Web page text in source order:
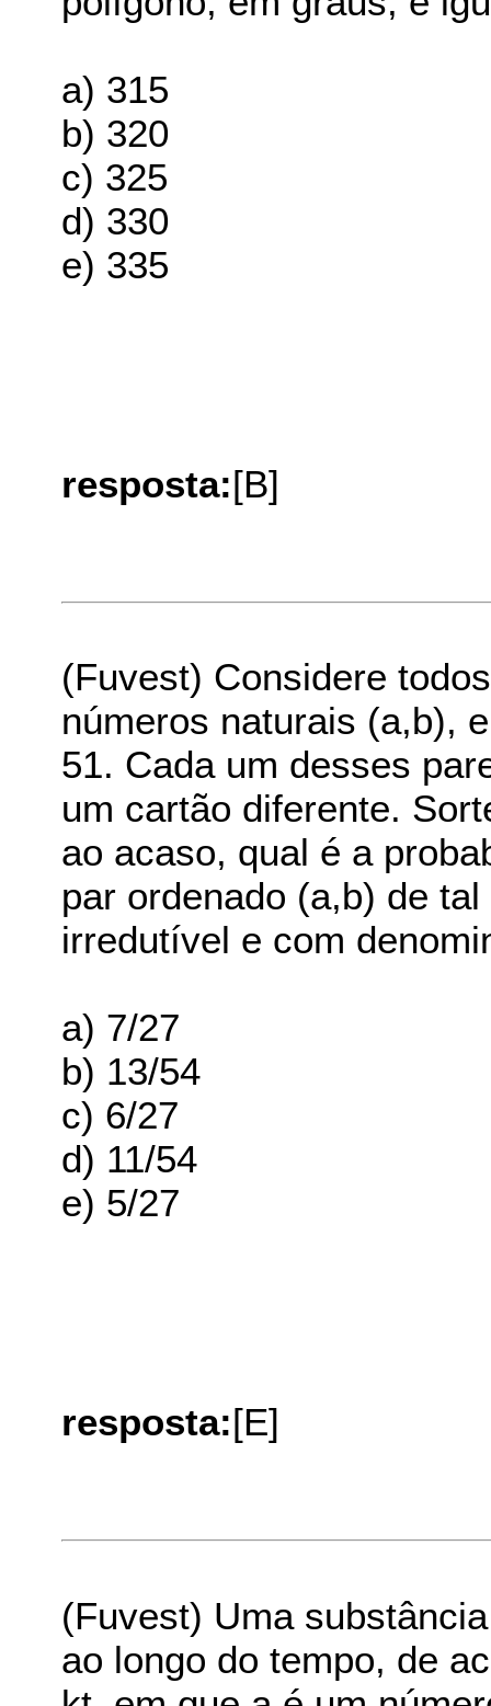
a) 315
b) 320
c) 325
d) 330
e) 335
resposta:[B]
(Fuvest) Considere
números naturais (a,b),
51. Cada um desses
um cartão diferente.
ao acaso, qual é a
par ordenado (a,b) de
irredutível e com
a) 7/27
b) 13/54
c) 6/27
d) 11/54
e) 5/27
resposta:[E]
(Fuvest) Uma
ao longo do tempo, de